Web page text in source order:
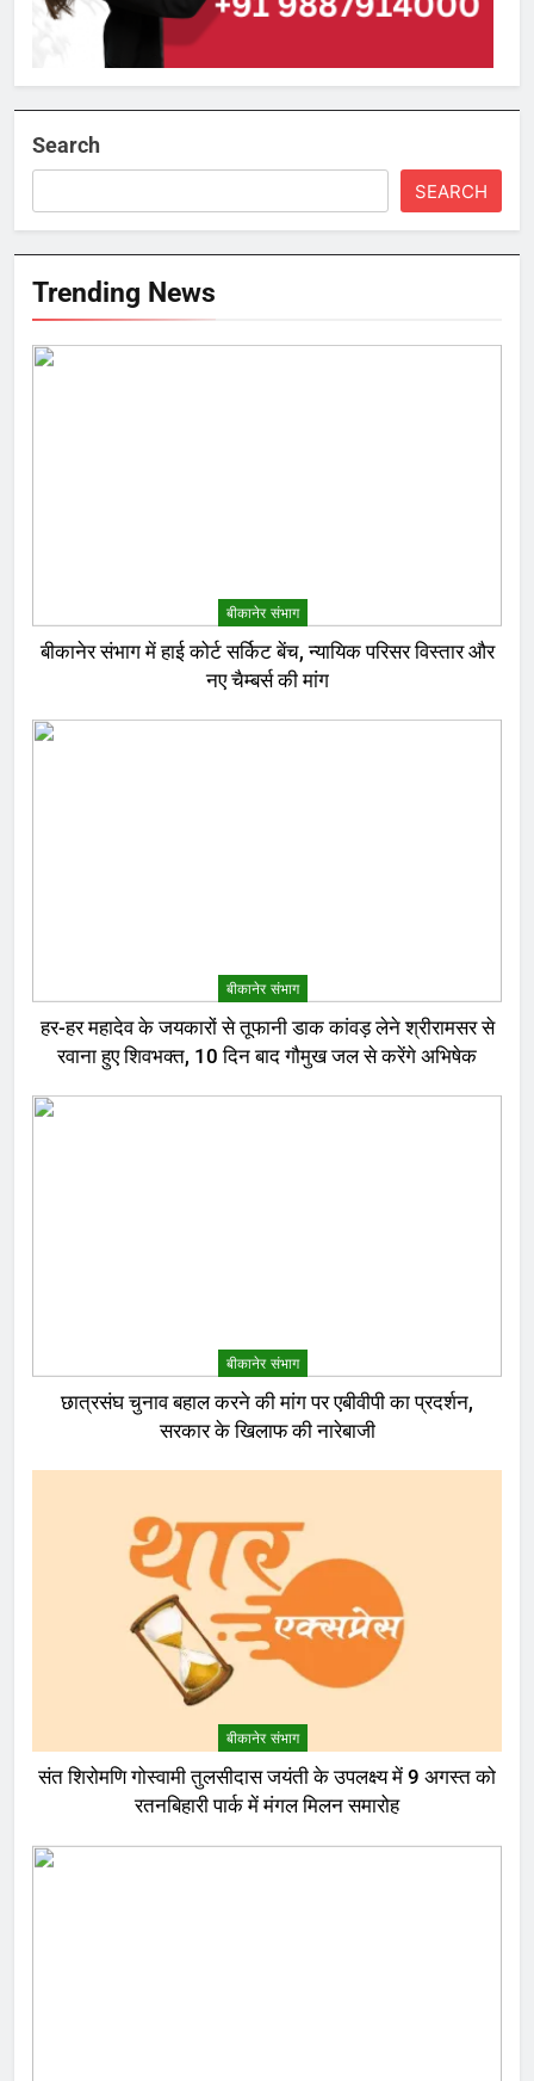
Search
SEARCH
Trending News
बीकानेर संभाग
बीकानेर संभाग में हाई कोर्ट सर्किट बेंच, न्यायिक परिसर विस्तार और
नए चैम्बर्स की मांग
बीकानेर संभाग
हर-हर महादेव के जयकारों से तूफानी डाक कांवड़ लेने श्रीरामसर से
रवाना हुए शिवभक्त, 10 दिन बाद गौमुख जल से करेंगे अभिषेक
बीकानेर संभाग
छात्रसंघ चुनाव बहाल करने की मांग पर एबीवीपी का प्रदर्शन,
सरकार के खिलाफ की नारेबाजी
बीकानेर संभाग
संत शिरोमणि गोस्वामी तुलसीदास जयंती के उपलक्ष्य में 9 अगस्त को
रतनबिहारी पार्क में मंगल मिलन समारोह